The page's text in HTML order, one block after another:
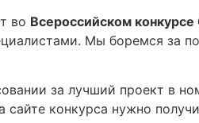
во Всероссийском
Мы боремся за
за лучший проект в
конкурса нужно